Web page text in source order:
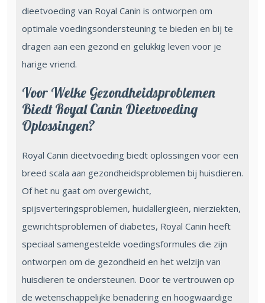
dieetvoeding van Royal Canin is ontworpen om
optimale voedingsondersteuning te bieden en bij te
dragen aan een gezond en gelukkig leven voor je
harige vriend.
Voor Welke Gezondheidsproblemen
Biedt Royal Canin Dieetvoeding
Oplossingen?
Royal Canin dieetvoeding biedt oplossingen voor een
breed scala aan gezondheidsproblemen bij huisdieren.
Of het nu gaat om overgewicht,
spijsverteringsproblemen, huidallergieën, nierziekten,
gewrichtsproblemen of diabetes, Royal Canin heeft
speciaal samengestelde voedingsformules die zijn
ontworpen om de gezondheid en het welzijn van
huisdieren te ondersteunen. Door te vertrouwen op
de wetenschappelijke benadering en hoogwaardige